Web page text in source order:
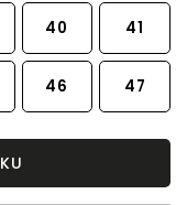
40 41
46 47